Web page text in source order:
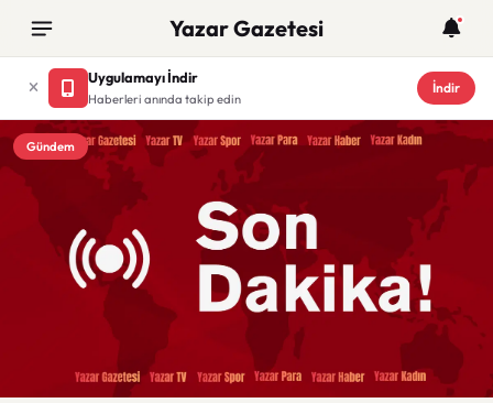
Yazar Gazetesi
Uygulamayı İndir
Haberleri anında takip edin
İndir
Gündem